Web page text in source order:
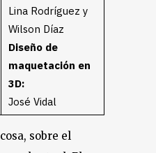
Lina Rodríguez y
Wilson Díaz
Diseño de
maquetación en
3D:
José Vidal
sobre el